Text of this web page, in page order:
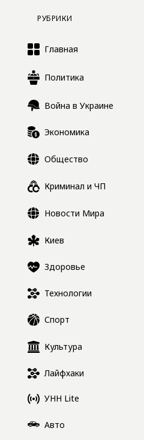
РУБРИКИ
Главная
Политика
Война в Украине
Экономика
Общество
Криминал и ЧП
Новости Мира
Киев
Здоровье
Технологии
Спорт
Культура
Лайфхаки
УНН Lite
Авто